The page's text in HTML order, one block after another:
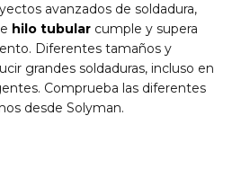
avanzados de soldadura,
hilo tubular cumple y supera
Diferentes tamaños y
grandes soldaduras, incluso en
Comprueba las diferentes
desde Solyman.